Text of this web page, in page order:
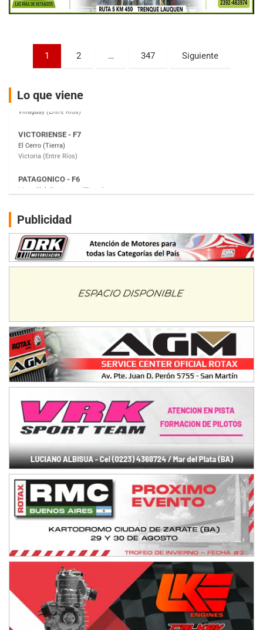
Paginación
entradas
1 2 … 347 Siguiente
Lo que viene
Ciudad de Trenque Lauquen (Asfalto)
Trenque Lauquen (Buenos Aires)
Villaguay (Entre Ríos)
El Cerro (Tierra)
Victoria (Entre Ríos)
Moto Club Reginense (Tierra)
Gral. E. Godoy (Río Negro)
Juventud Unida (Tierra)
NORESTE SANTAFESINO - F6
Ciudad de Avellaneda (Asfalto)
Avellaneda (Santa Fe)
SUR SANTAFESINO - F4
El Timbó (Tucumán)
COBERTURA ESPECIAL DE E-KART.COM.AR
08/09-AGO
IAME SERIES ARGENTINA 6
Baradero (Buenos Aires)
KDO - F6
Ciudad de Trenque Lauquen (Asfalto)
Trenque Lauquen (Buenos Aires)
ENTRERRIANO - F6 (POSTERGADA)
Parque de la Velocidad (Asfalto)
Villaguay (Entre Ríos)
VICTORIENSE - F7
El Cerro (Tierra)
PATAGONICO - F6
Moto Club Reginense (Tierra)
Gral. E. Godoy (Río Negro)
CSK - F7
Juventud Unida (Tierra)
Humboldt (Santa Fe)
Publicidad